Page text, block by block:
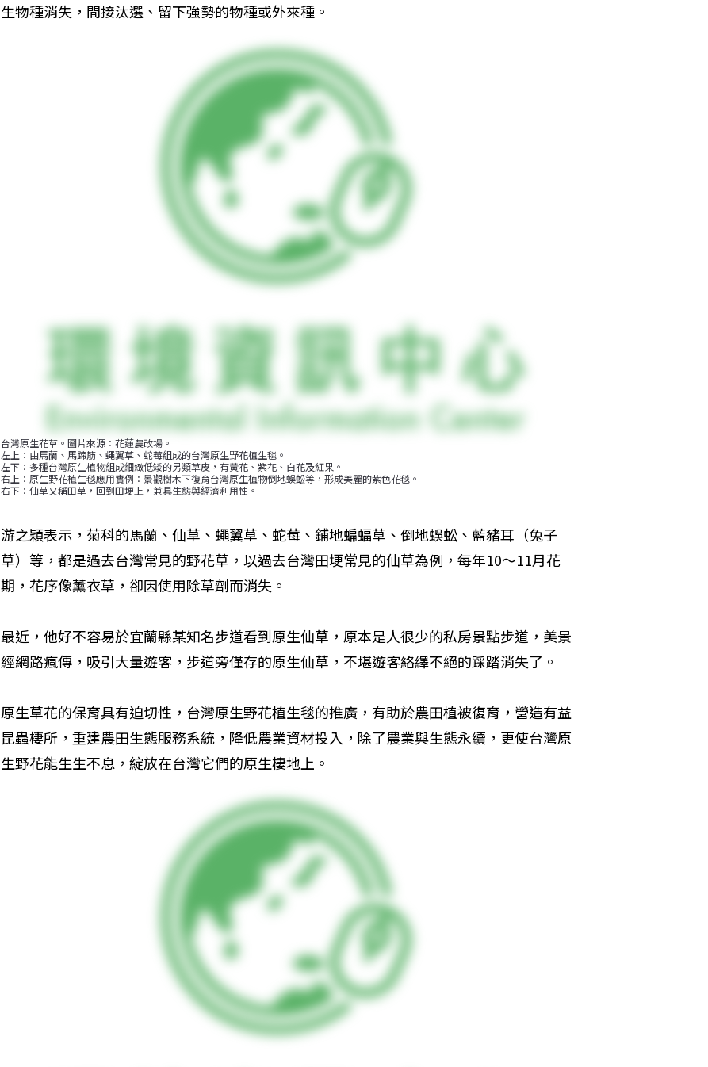
生物種消失，間接汰選、留下強勢的物種或外來種。
台灣原生花草。圖片來源：花蓮農改場。
左上：由馬蘭、馬蹄筋、蠅翼草、蛇莓組成的台灣原生野花植生毯。
左下：多種台灣原生植物組成細緻低矮的另類草皮，有黃花、紫花、白花及紅果。
右上：原生野花植生毯應用實例：景觀樹木下復育台灣原生植物倒地蜈蚣等，形成美麗的紫色花毯。
右下：仙草又稱田草，回到田埂上，兼具生態與經濟利用性。
游之穎表示，菊科的馬蘭、仙草、蠅翼草、蛇莓、鋪地蝙蝠草、倒地蜈蚣、藍豬耳（兔子
草）等，都是過去台灣常見的野花草，以過去台灣田埂常見的仙草為例，每年10～11月花
期，花序像薰衣草，卻因使用除草劑而消失。
最近，他好不容易於宜蘭縣某知名步道看到原生仙草，原本是人很少的私房景點步道，美景
經網路瘋傳，吸引大量遊客，步道旁僅存的原生仙草，不堪遊客絡繹不絕的踩踏消失了。
原生草花的保育具有迫切性，台灣原生野花植生毯的推廣，有助於農田植被復育，營造有益
昆蟲棲所，重建農田生態服務系統，降低農業資材投入，除了農業與生態永續，更使台灣原
生野花能生生不息，綻放在台灣它們的原生棲地上。